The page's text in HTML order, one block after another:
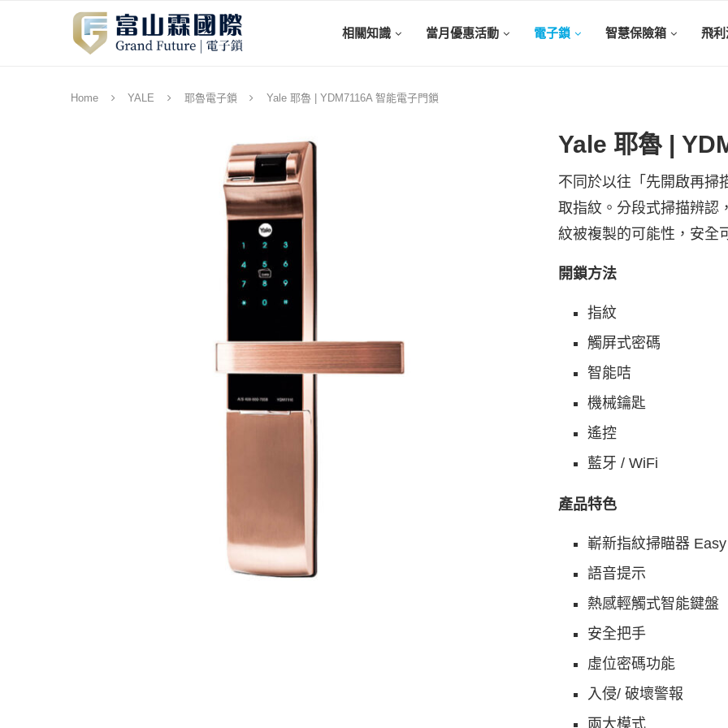
相關知識 當月優惠活動 電子鎖 智慧保險箱 飛
Home YALE 耶魯電子鎖 Yale 耶魯 | YDM7116A 智能電子門鎖
Yale 耶魯 |
不同於以往「先開啟再掃
取指紋。分段式掃描辨認
紋被複製的可能性，安全
開鎖方法
指紋
觸屏式密碼
智能咭
機械鑰匙
遙控
藍牙 / WiFi
產品特色
嶄新指紋掃瞄器
語音提示
熱感輕觸式智能鍵盤
安全把手
虛位密碼功能
入侵/ 破壞警報
兩大模式